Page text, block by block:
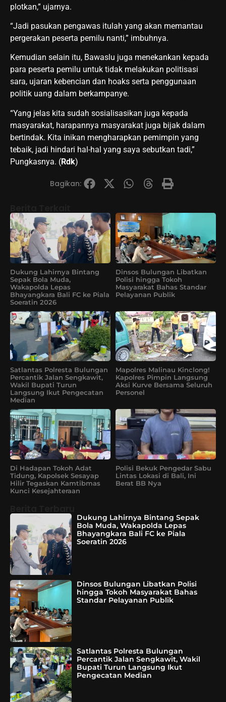
plotkan,” ujarnya.
“Jadi pasukan pengawas itulah yang akan memantau
pergerakan peserta pemilu nanti,” imbuhnya.
Kemudian selain itu, Bawaslu juga menekankan kepada
para peserta pemilu untuk tidak melakukan politisasi
sara, ujaran kebencian dan hoaks serta penggunaan
politik uang dalam berkampanye.
“Yang jelas kita sudah sosialisasikan juga kepada
masyarakat, harapannya masyarakat juga bijak dalam
bertindak. Kita inikan mengharapkan pemimpin yang
tebaik, jadi hindari hal-hal yang saya sebutkan tadi,”
Pungkasnya. (Rdk)
Bagikan:
Dukung Lahirnya Bintang
Sepak Bola Muda,
Wakapolda Lepas
Bhayangkara Bali FC ke Piala
Soeratin 2026
Dinsos Bulungan Libatkan
Polisi hingga Tokoh
Masyarakat Bahas Standar
Pelayanan Publik
Satlantas Polresta Bulungan
Percantik Jalan Sengkawit,
Wakil Bupati Turun
Langsung Ikut Pengecatan
Median
Mapolres Malinau Kinclong!
Kapolres Pimpin Langsung
Aksi Kurve Bersama Seluruh
Personel
Di Hadapan Tokoh Adat
Tidung, Kapolsek Sesayap
Hilir Tegaskan Kamtibmas
Kunci Kesejahteraan
Polisi Bekuk Pengedar Sabu
Lintas Lokasi di Bali, Ini
Berat BB Nya
Dukung Lahirnya Bintang Sepak
Bola Muda, Wakapolda Lepas
Bhayangkara Bali FC ke Piala
Soeratin 2026
Dinsos Bulungan Libatkan Polisi
hingga Tokoh Masyarakat Bahas
Standar Pelayanan Publik
Satlantas Polresta Bulungan
Percantik Jalan Sengkawit, Wakil
Bupati Turun Langsung Ikut
Pengecatan Median